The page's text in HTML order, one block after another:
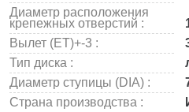
Диаметр расположения
крепежных отверстий :
Вылет (ET)+-3 :
Тип диска :
Диаметр ступицы (DIA) :
Страна производства :